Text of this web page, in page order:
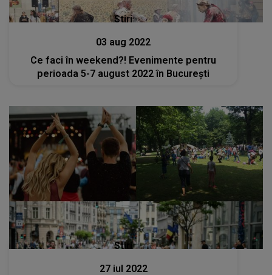
Stiri
03 aug 2022
Ce faci în weekend?! Evenimente pentru
perioada 5-7 august 2022 în București
Stiri
27 iul 2022